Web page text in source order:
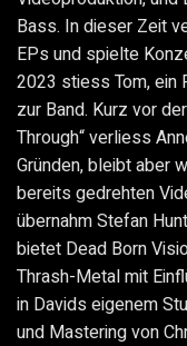
Bass. In dieser Zeit
EPs und spielte
2023 stiess Tom, ein
zur Band. Kurz vor
Through“ verliess
Gründen, bleibt aber
bereits gedrehten
übernahm Stefan
bietet Dead Born
Thrash-Metal mit
in Davids eigenem
und Mastering von